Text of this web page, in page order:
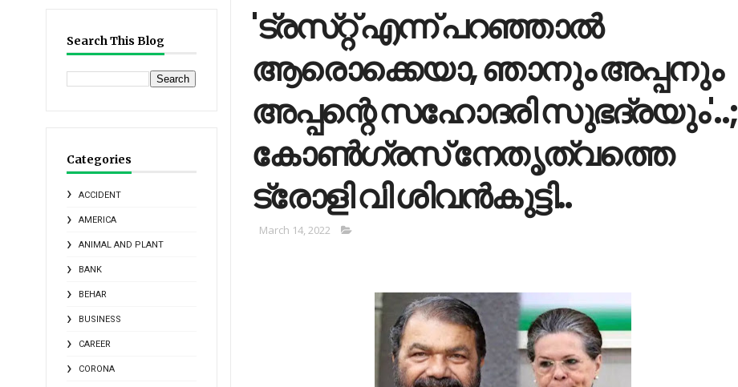
Search This Blog
Categories
ACCIDENT
AMERICA
ANIMAL AND PLANT
BANK
BEHAR
BUSINESS
CAREER
CORONA
'ട്രസ്‌റ്റ് എന്ന് പറഞ്ഞാല്‍
ആരൊക്കെയാ, ഞാനും അപ്പനും
അപ്പന്റെ സഹോദരി സുഭദ്ര‌യും'..;
കോണ്‍ഗ്രസ് നേതൃത്വത്തെ
ട്രോളി വി ശിവന്‍കുട്ടി..
March 14, 2022